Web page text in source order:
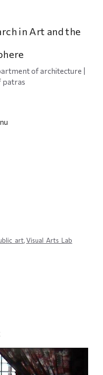
in Art and the
of architecture |
patras
,Visual_Arts_Lab